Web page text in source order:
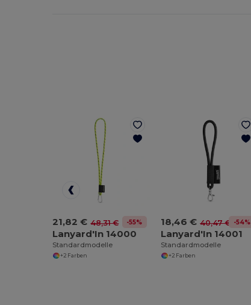
21,82 € 48,31 € -55%
Lanyard'In 14000
Standardmodelle
+2 Farben
18,46 € 40,47 € -54%
Lanyard'In 14001
Standardmodelle
+2 Farben